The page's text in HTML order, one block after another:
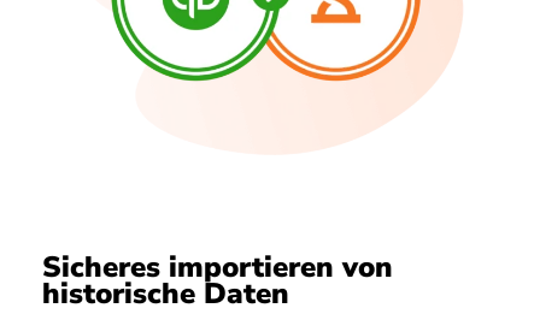
Sicheres importieren von
historische Daten